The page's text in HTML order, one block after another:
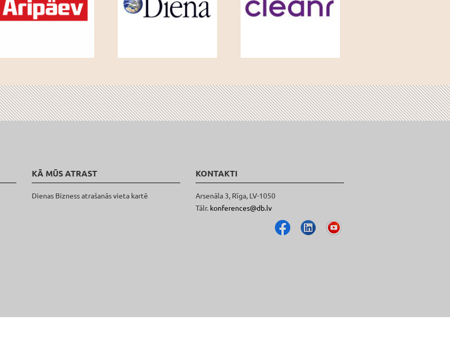
KĀ MŪS ATRAST
Dienas Bizness atrašanās vieta kartē
KONTAKTI
Arsenāla 3, Rīga, LV-1050
Tālr. konferences@db.lv